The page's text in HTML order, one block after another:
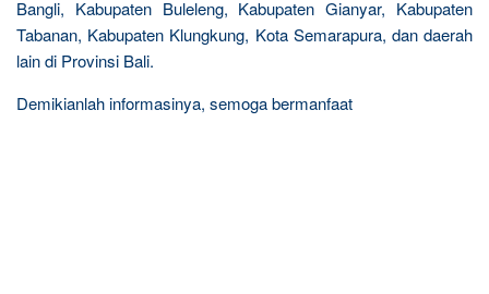
Bangli, Kabupaten Buleleng, Kabupaten Gianyar, Kabupaten
Tabanan, Kabupaten Klungkung, Kota Semarapura, dan daerah
lain di Provinsi Bali.
Demikianlah informasinya, semoga bermanfaat